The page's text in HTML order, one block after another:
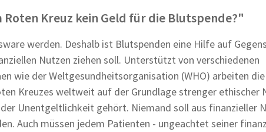
Kreuz kein Geld für die Blutspende?"
werden. Deshalb ist Blutspenden eine Hilfe auf
Nutzen ziehen soll. Unterstützt von verschiedenen
wie der Weltgesundheitsorganisation (WHO) arbeiten die
Kreuzes weltweit auf der Grundlage strenger ethischer
der Unentgeltlichkeit gehört. Niemand soll aus finanzieller
Auch müssen jedem Patienten - ungeachtet seiner